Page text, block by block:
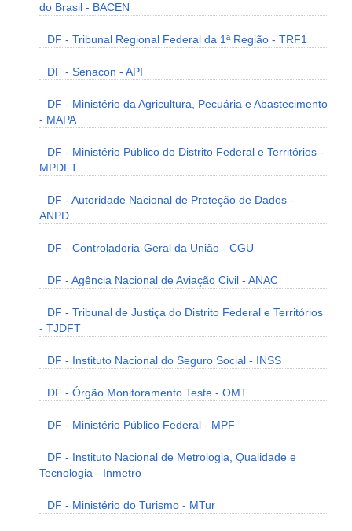
do Brasil - BACEN
DF - Tribunal Regional Federal da 1ª Região - TRF1
DF - Senacon - API
DF - Ministério da Agricultura, Pecuária e Abastecimento
- MAPA
DF - Ministério Público do Distrito Federal e Territórios -
MPDFT
DF - Autoridade Nacional de Proteção de Dados -
ANPD
DF - Controladoria-Geral da União - CGU
DF - Agência Nacional de Aviação Civil - ANAC
DF - Tribunal de Justiça do Distrito Federal e Territórios
- TJDFT
DF - Instituto Nacional do Seguro Social - INSS
DF - Órgão Monitoramento Teste - OMT
DF - Ministério Público Federal - MPF
DF - Instituto Nacional de Metrologia, Qualidade e
Tecnologia - Inmetro
DF - Ministério do Turismo - MTur